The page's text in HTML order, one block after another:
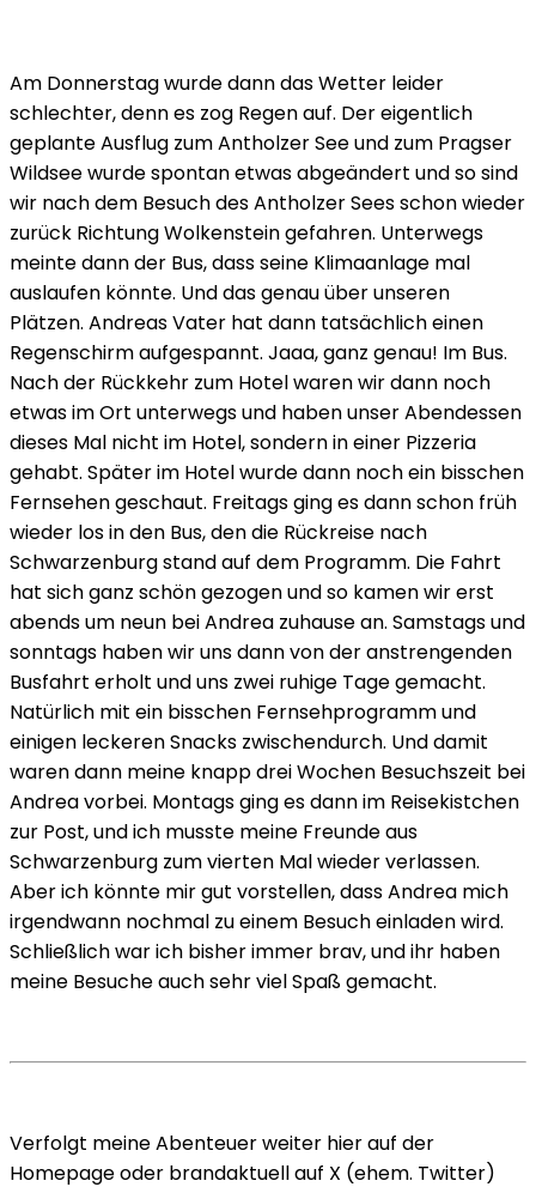
Am Donnerstag wurde dann das Wetter leider
schlechter, denn es zog Regen auf. Der eigentlich
geplante Ausflug zum Antholzer See und zum Pragser
Wildsee wurde spontan etwas abgeändert und so sind
wir nach dem Besuch des Antholzer Sees schon wieder
zurück Richtung Wolkenstein gefahren. Unterwegs
meinte dann der Bus, dass seine Klimaanlage mal
auslaufen könnte. Und das genau über unseren
Plätzen. Andreas Vater hat dann tatsächlich einen
Regenschirm aufgespannt. Jaaa, ganz genau! Im Bus.
Nach der Rückkehr zum Hotel waren wir dann noch
etwas im Ort unterwegs und haben unser Abendessen
dieses Mal nicht im Hotel, sondern in einer Pizzeria
gehabt. Später im Hotel wurde dann noch ein bisschen
Fernsehen geschaut. Freitags ging es dann schon früh
wieder los in den Bus, den die Rückreise nach
Schwarzenburg stand auf dem Programm. Die Fahrt
hat sich ganz schön gezogen und so kamen wir erst
abends um neun bei Andrea zuhause an. Samstags und
sonntags haben wir uns dann von der anstrengenden
Busfahrt erholt und uns zwei ruhige Tage gemacht.
Natürlich mit ein bisschen Fernsehprogramm und
einigen leckeren Snacks zwischendurch. Und damit
waren dann meine knapp drei Wochen Besuchszeit bei
Andrea vorbei. Montags ging es dann im Reisekistchen
zur Post, und ich musste meine Freunde aus
Schwarzenburg zum vierten Mal wieder verlassen.
Aber ich könnte mir gut vorstellen, dass Andrea mich
irgendwann nochmal zu einem Besuch einladen wird.
Schließlich war ich bisher immer brav, und ihr haben
meine Besuche auch sehr viel Spaß gemacht.
Verfolgt meine Abenteuer weiter hier auf der
Homepage oder brandaktuell auf X (ehem. Twitter)